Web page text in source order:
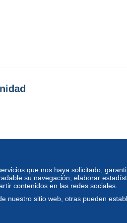
que nos haya solicitado,
su navegación, elaborar
contenidos en las redes sociales.
nuestro sitio web, otras pueden
estándar